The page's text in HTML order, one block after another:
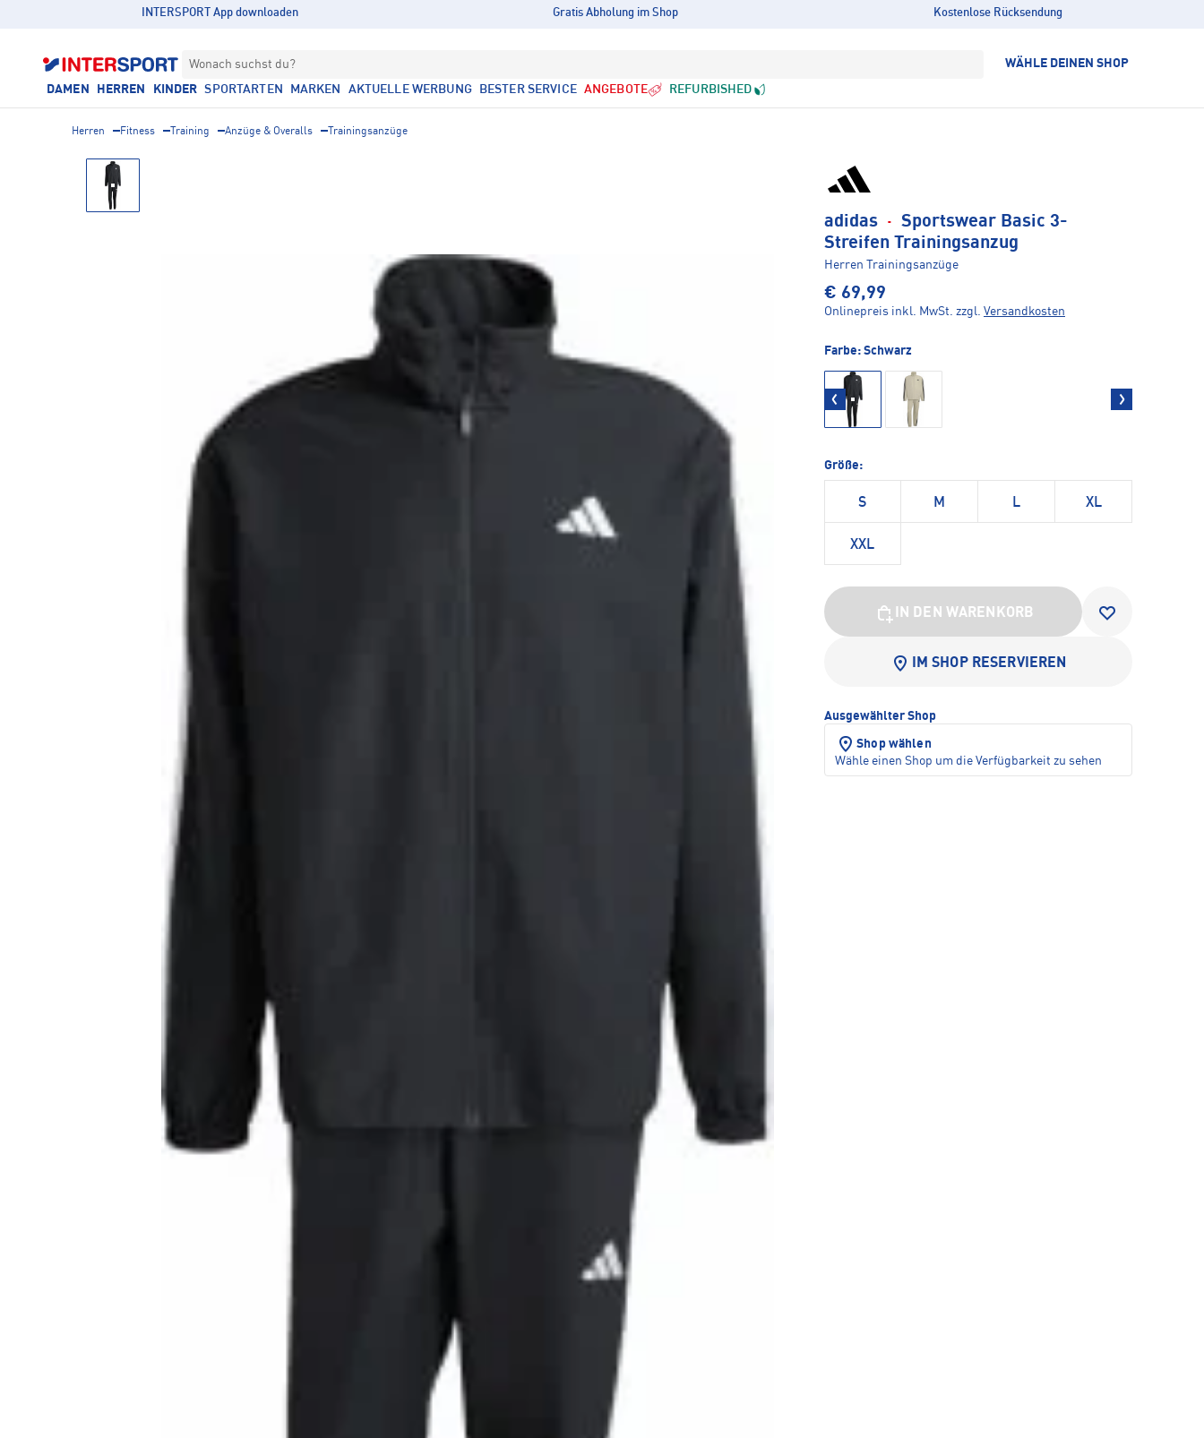
INTERSPORT App downloaden Gratis Abholung im Shop Kostenlose Rücksendung
Wonach suchst du? WÄHLE DEINEN SHOP
DAMEN HERREN KINDER SPORTARTEN MARKEN AKTUELLE WERBUNG BESTER SERVICE ANGEBOTE REFURBISHED
Herren Fitness Training Anzüge & Overalls Trainingsanzüge
adidas · Sportswear Basic 3-
Streifen Trainingsanzug
Herren Trainingsanzüge
€ 69,99
Onlinepreis inkl. MwSt. zzgl. Versandkosten
Farbe: Schwarz
Größe:
S M L XL
XXL
IN DEN WARENKORB
IM SHOP RESERVIEREN
Ausgewählter Shop
Shop wählen
Wähle einen Shop um die Verfügbarkeit zu sehen